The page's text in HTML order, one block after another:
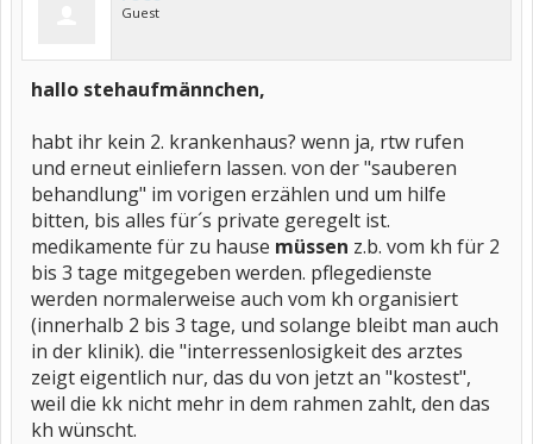
Guest
hallo stehaufmännchen,
habt ihr kein 2. krankenhaus? wenn ja, rtw rufen
und erneut einliefern lassen. von der "sauberen
behandlung" im vorigen erzählen und um hilfe
bitten, bis alles für´s private geregelt ist.
medikamente für zu hause müssen z.b. vom kh für 2
bis 3 tage mitgegeben werden. pflegedienste
werden normalerweise auch vom kh organisiert
(innerhalb 2 bis 3 tage, und solange bleibt man auch
in der klinik). die "interressenlosigkeit des arztes
zeigt eigentlich nur, das du von jetzt an "kostest",
weil die kk nicht mehr in dem rahmen zahlt, den das
kh wünscht.